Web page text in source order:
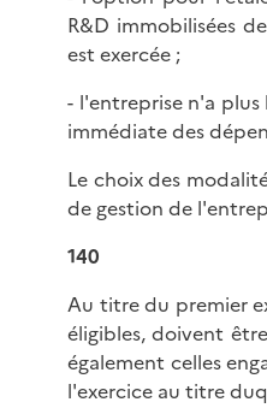
R&D immobilisées
est exercée ;
- l'entreprise n'a
immédiate des
Le choix des
de gestion de
140
Au titre du premier
éligibles, doivent
également celles
l'exercice au titre